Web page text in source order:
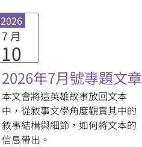
2026
7 月
10
2026年7月號專題文章
本文會將這英雄故事放回文本
中，從敘事文學角度觀賞其中的
敘事結構與細節，如何將文本的
信息帶出。